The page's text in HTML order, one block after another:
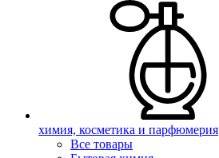
химия, косметика и парфюмерия
Все товары